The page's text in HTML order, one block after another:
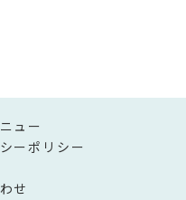
ュー
ーポリシー
せ